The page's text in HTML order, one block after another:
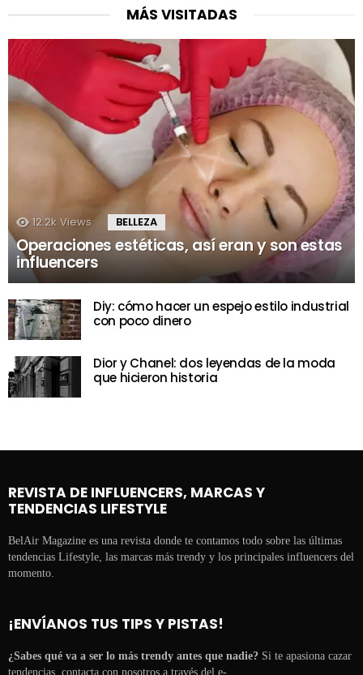
MÁS VISITADAS
12.2k Views BELLEZA
Operaciones estéticas, así eran y son estas
influencers
Diy: cómo hacer un espejo estilo industrial
con poco dinero
Dior y Chanel: dos leyendas de la moda
que hicieron historia
REVISTA DE INFLUENCERS, MARCAS Y
TENDENCIAS LIFESTYLE
BelAir Magazine es una revista donde te contamos todo sobre las últimas
tendencias Lifestyle, las marcas más trendy y los principales influencers del
momento.
¡ENVÍANOS TUS TIPS Y PISTAS!
¿Sabes qué va a ser lo más trendy antes que nadie? Si te apasiona cazar
tendencias, contacta con nosotros a través del e-